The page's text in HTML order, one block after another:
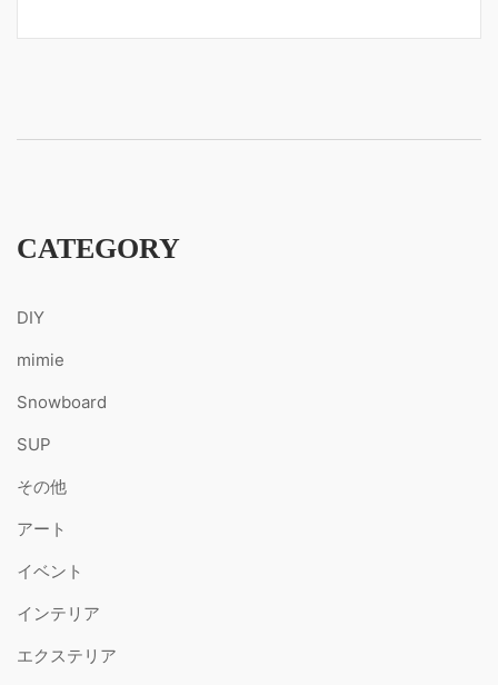
CATEGORY
DIY
mimie
Snowboard
SUP
その他
アート
イベント
インテリア
エクステリア